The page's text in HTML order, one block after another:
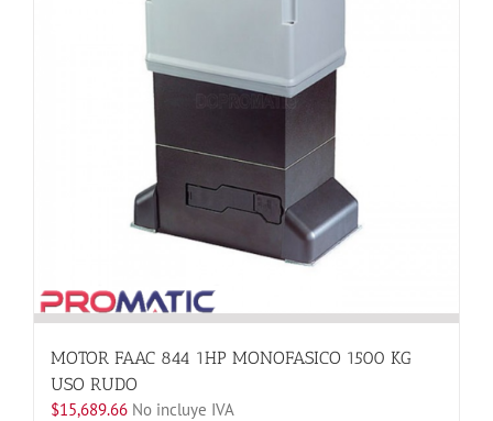
MOTOR FAAC 844 1HP MONOFASICO 1500 KG
USO RUDO
$15,689.66 No incluye IVA